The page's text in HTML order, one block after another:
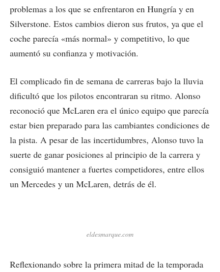
problemas a los que se enfrentaron en Hungría y en
Silverstone. Estos cambios dieron sus frutos, ya que el
coche parecía «más normal» y competitivo, lo que
aumentó su confianza y motivación.
El complicado fin de semana de carreras bajo la lluvia
dificultó que los pilotos encontraran su ritmo. Alonso
reconoció que McLaren era el único equipo que parecía
estar bien preparado para las cambiantes condiciones de
la pista. A pesar de las incertidumbres, Alonso tuvo la
suerte de ganar posiciones al principio de la carrera y
consiguió mantener a fuertes competidores, entre ellos
un Mercedes y un McLaren, detrás de él.
eldesmarque.com
Reflexionando sobre la primera mitad de la temporada